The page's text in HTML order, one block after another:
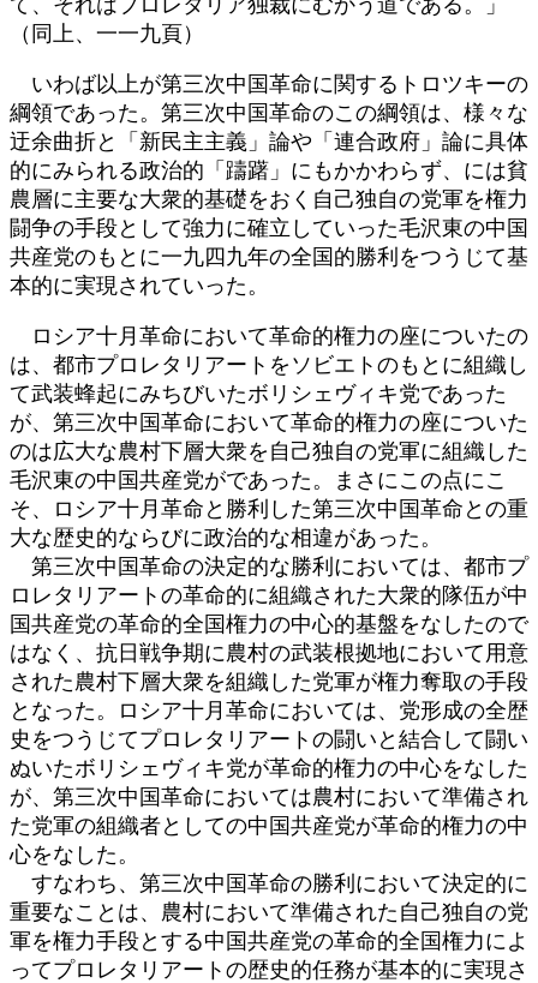
（同上、一一九頁）
いわば以上が第三次中国革命に関するトロツキーの
綱領であった。第三次中国革命のこの綱領は、様々な
迂余曲折と「新民主主義」論や「連合政府」論に具体
的にみられる政治的「躊躇」にもかかわらず、には貧
農層に主要な大衆的基礎をおく自己独自の党軍を権力
闘争の手段として強力に確立していった毛沢東の中国
共産党のもとに一九四九年の全国的勝利をつうじて基
本的に実現されていった。
ロシア十月革命において革命的権力の座についたの
は、都市プロレタリアートをソビエトのもとに組織し
て武装蜂起にみちびいたボリシェヴィキ党であった
が、第三次中国革命において革命的権力の座についた
のは広大な農村下層大衆を自己独自の党軍に組織した
毛沢東の中国共産党がであった。まさにこの点にこ
そ、ロシア十月革命と勝利した第三次中国革命との重
大な歴史的ならびに政治的な相違があった。
第三次中国革命の決定的な勝利においては、都市プ
ロレタリアートの革命的に組織された大衆的隊伍が中
国共産党の革命的全国権力の中心的基盤をなしたので
はなく、抗日戦争期に農村の武装根拠地において用意
された農村下層大衆を組織した党軍が権力奪取の手段
となった。ロシア十月革命においては、党形成の全歴
史をつうじてプロレタリアートの闘いと結合して闘い
ぬいたボリシェヴィキ党が革命的権力の中心をなした
が、第三次中国革命においては農村において準備され
た党軍の組織者としての中国共産党が革命的権力の中
心をなした。
すなわち、第三次中国革命の勝利において決定的に
重要なことは、農村において準備された自己独自の党
軍を権力手段とする中国共産党の革命的全国権力によ
ってプロレタリアートの歴史的任務が基本的に実現さ